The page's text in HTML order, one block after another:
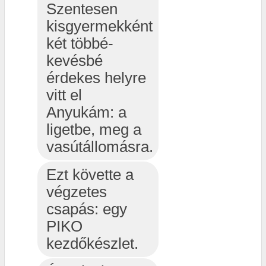
Szentesen
kisgyermekként
két többé-
kevésbé
érdekes helyre
vitt el
Anyukám: a
ligetbe, meg a
vasútállomásra.
Ezt követte a
végzetes
csapás: egy
PIKO
kezdőkészlet.